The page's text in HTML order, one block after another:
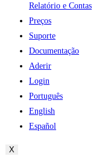
Relatório e Contas
Preços
Suporte
Documentação
Aderir
Login
Português
English
Español
X